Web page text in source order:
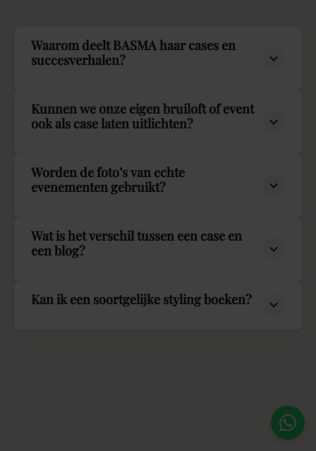
Waarom deelt BASMA haar cases en
succesverhalen?
Kunnen we onze eigen bruiloft of event
ook als case laten uitlichten?
Worden de foto’s van echte
evenementen gebruikt?
Wat is het verschil tussen een case en
een blog?
Kan ik een soortgelijke styling boeken?